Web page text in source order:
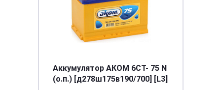
Аккумулятор АКОМ 6СТ- 75 N
(о.п.) [д278ш175в190/700] [L3]